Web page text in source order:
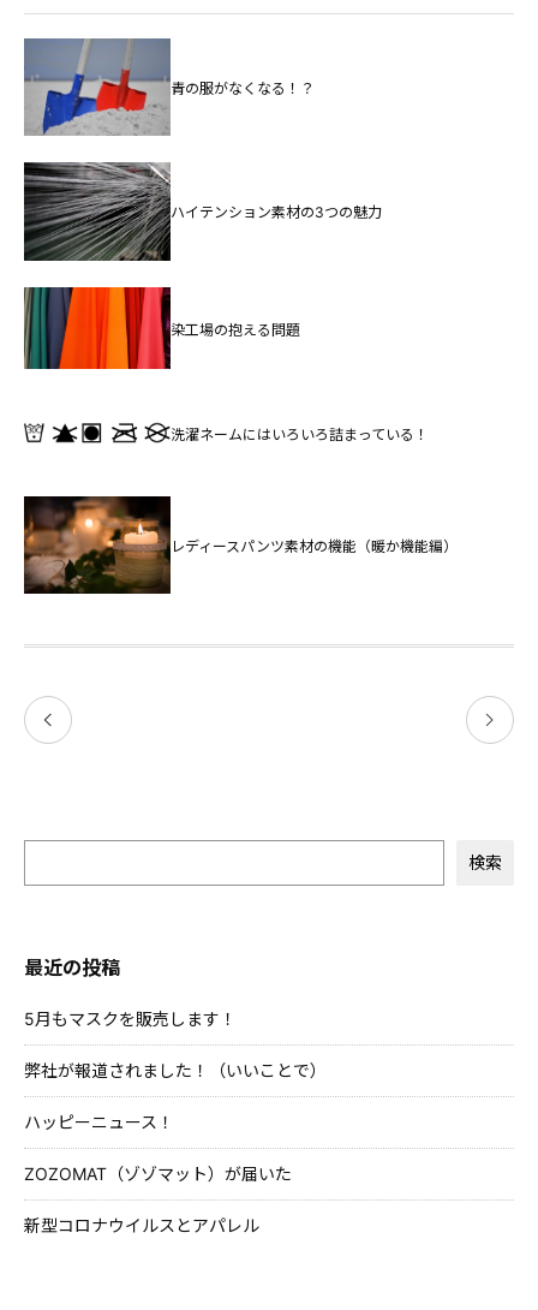
青の服がなくなる！？
ハイテンション素材の3つの魅力
染工場の抱える問題
洗濯ネームにはいろいろ詰まっている！
レディースパンツ素材の機能（暖か機能編）
検索
最近の投稿
5月もマスクを販売します！
弊社が報道されました！（いいことで）
ハッピーニュース！
ZOZOMAT（ゾゾマット）が届いた
新型コロナウイルスとアパレル